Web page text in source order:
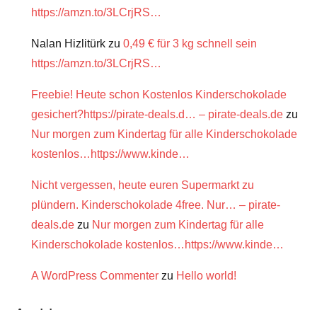
https://amzn.to/3LCrjRS…
Nalan Hizlitürk zu 0,49 € für 3 kg schnell sein
https://amzn.to/3LCrjRS…
Freebie! Heute schon Kostenlos Kinderschokolade
gesichert?https://pirate-deals.d… – pirate-deals.de zu
Nur morgen zum Kindertag für alle Kinderschokolade
kostenlos…https://www.kinde…
Nicht vergessen, heute euren Supermarkt zu
plündern. Kinderschokolade 4free. Nur… – pirate-
deals.de zu Nur morgen zum Kindertag für alle
Kinderschokolade kostenlos…https://www.kinde…
A WordPress Commenter zu Hello world!